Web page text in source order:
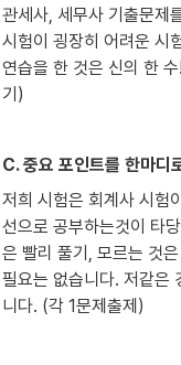
관세사, 세무사 기출문제
시험이 굉장히 어려운 시
연습을 한 것은 신의 한
기)
C. 중요 포인트를 한마디
저희 시험은 회계사 시험
선으로 공부하는것이 타
은 빨리 풀기, 모르는 것
필요는 없습니다. 저같은
니다. (각 1문제출제)